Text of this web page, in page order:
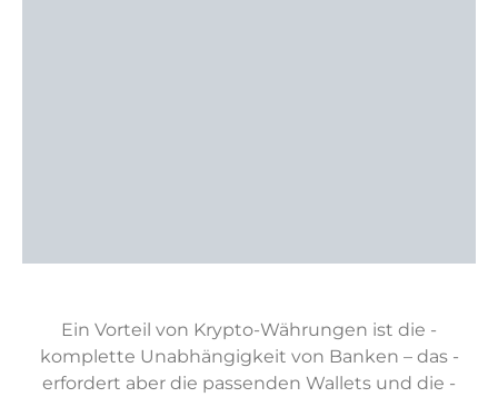
Ein Vorteil von Krypto-Währungen ist die ­
komplette Unabhängigkeit von Banken – das ­
erfordert aber die passenden Wallets und die ­